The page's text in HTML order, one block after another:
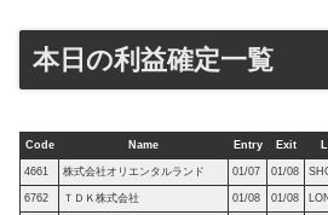
本日の利益確定一覧
Code Name Entry Exit
4661 株式会社オリエンタルランド 01/07 01/08
6762 ＴＤＫ株式会社 01/08 01/08